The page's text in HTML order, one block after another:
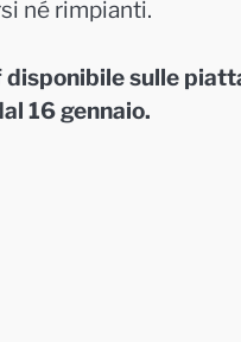
né rimpianti.
disponibile sulle
16 gennaio.